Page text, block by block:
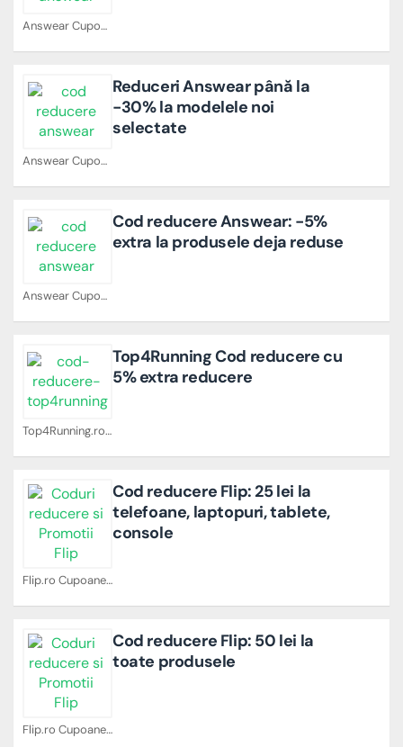
Answear Cupoane
Answear Cupoane
Reduceri Answear până la
-30% la modelele noi
selectate
Answear Cupoane
Cod reducere Answear: -5%
extra la produsele deja reduse
Top4Running.ro Cupoane
Top4Running Cod reducere cu
5% extra reducere
Flip.ro Cupoane
Cod reducere Flip: 25 lei la
telefoane, laptopuri, tablete,
console
Flip.ro Cupoane
Cod reducere Flip: 50 lei la
toate produsele